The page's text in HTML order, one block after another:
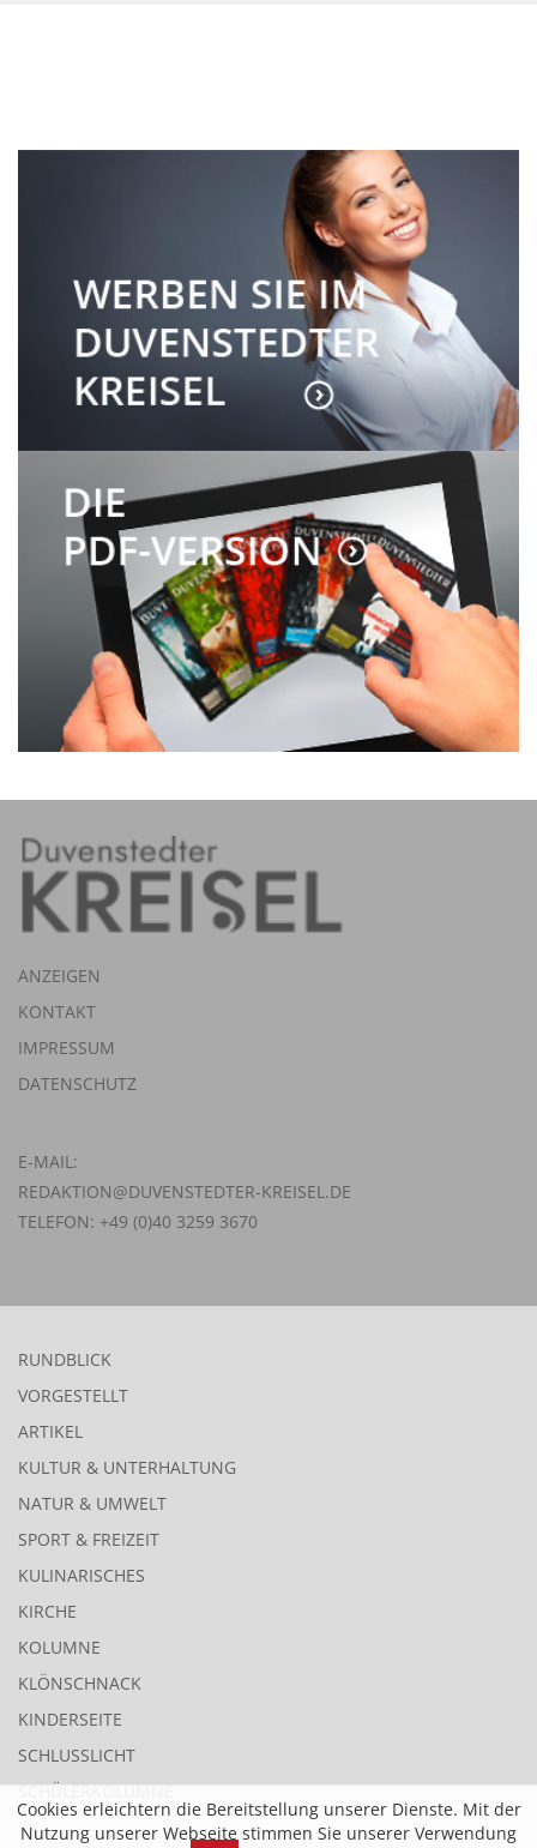
Cookies erleichtern die Bereitstellung unserer Dienste. Mit der
Nutzung unserer Webseite stimmen Sie unserer Verwendung
ANZEIGEN
KONTAKT
IMPRESSUM
DATENSCHUTZ
E-MAIL:
REDAKTION@DUVENSTEDTER-KREISEL.DE
TELEFON: +49 (0)40 3259 3670
RUNDBLICK
VORGESTELLT
ARTIKEL
KULTUR & UNTERHALTUNG
NATUR & UMWELT
SPORT & FREIZEIT
KULINARISCHES
KIRCHE
KOLUMNE
KLÖNSCHNACK
KINDERSEITE
SCHLUSSLICHT
SCHÜLERKOLUMNE